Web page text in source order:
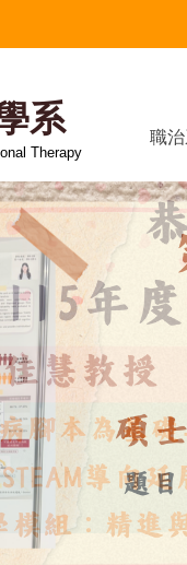
系
Therapy
職